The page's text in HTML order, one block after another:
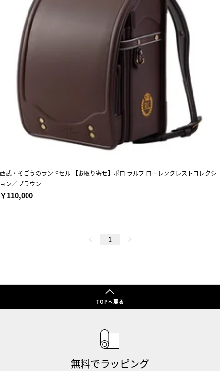
西武・そごうのランドセル 【お取り寄せ】ポロ ラルフ ローレンクレストコレクシ
ョン／ブラウン
￥110,000
1
TOPへ戻る
無料でラッピング